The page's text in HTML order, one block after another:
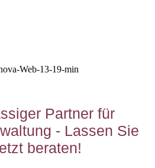
Partner für
- Lassen Sie
beraten!